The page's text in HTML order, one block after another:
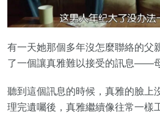
有一天她那個多年沒怎麼聯絡的父
了一個讓真雅難以接受的訊息——
聽到這個訊息的時候，真雅的臉上
理完遺囑後，真雅繼續像往常一樣